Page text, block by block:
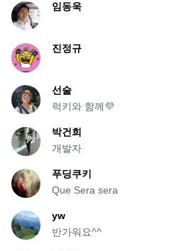
임동욱
진정규
선술
럭키와 함께💜
박건희
개발자
푸딩쿠키
Que Sera sera
yw
반가워요^^